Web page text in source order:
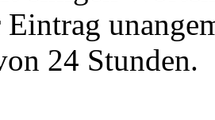
Eintrag
24 Stunden.